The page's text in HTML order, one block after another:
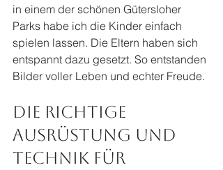
in einem der schönen Gütersloher
Parks habe ich die Kinder einfach
spielen lassen. Die Eltern haben sich
entspannt dazu gesetzt. So entstanden
Bilder voller Leben und echter Freude.
Die richtige
Ausrüstung und
Technik für